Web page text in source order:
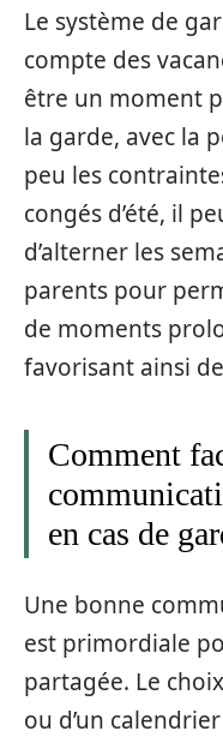
Le système de
compte des
être un moment
la garde, avec la
peu les
congés d’été, il
d’alterner les
parents pour
de moments
favorisant ainsi
Comment
en cas de
Une bonne
est primordiale
partagée. Le
ou d’un